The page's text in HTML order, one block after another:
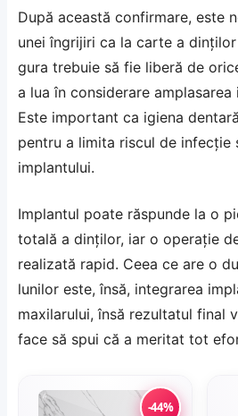
După această confirmare, este
unei îngrijiri ca la carte a
gura trebuie să fie liberă de
a lua în considerare
Este important ca igiena
pentru a limita riscul de infecție
implantului.
Implantul poate răspunde la o
totală a dinților, iar o operație
realizată rapid. Ceea ce are o
lunilor este, însă, integrarea
maxilarului, însă rezultatul final
face să spui că a meritat tot
-44%